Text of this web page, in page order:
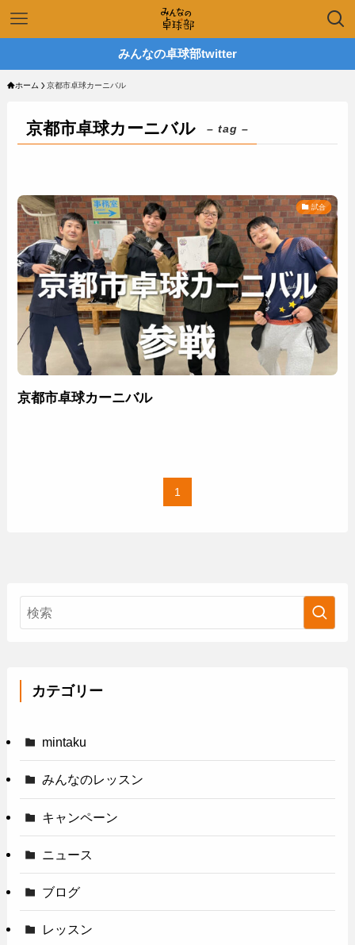
みんなの卓球部twitter
ホーム 京都市卓球カーニバル
京都市卓球カーニバル – tag –
試合
京都市卓球カーニバル
1
カテゴリー
mintaku
みんなのレッスン
キャンペーン
ニュース
ブログ
レッスン